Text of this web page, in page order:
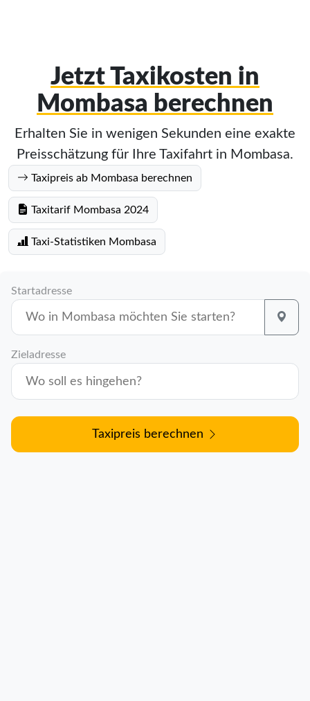
Jetzt Taxikosten in
Mombasa berechnen
Erhalten Sie in wenigen Sekunden eine exakte
Preisschätzung für Ihre Taxifahrt in Mombasa.
Taxipreis ab Mombasa berechnen
Taxitarif Mombasa 2024
Taxi-Statistiken Mombasa
Startadresse
Zieladresse
Taxipreis berechnen